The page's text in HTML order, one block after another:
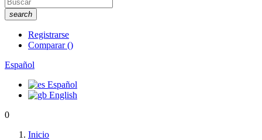
search
Registrarse
Comparar()
Español
Español
English
0
Inicio